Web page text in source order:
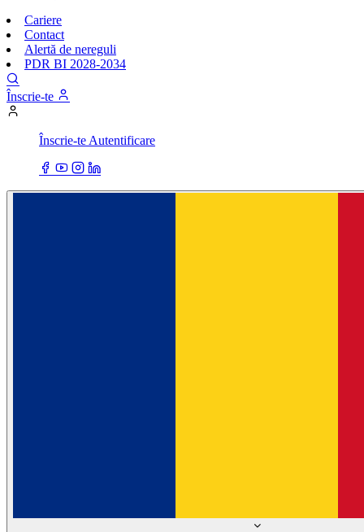
Cariere
Contact
Alertă de nereguli
PDR BI 2028-2034
Înscrie-te
Înscrie-te Autentificare